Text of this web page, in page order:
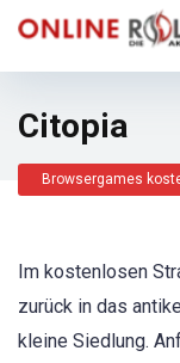
Citopia
Browsergames
Im kostenlosen
zurück in das
kleine Siedlung.